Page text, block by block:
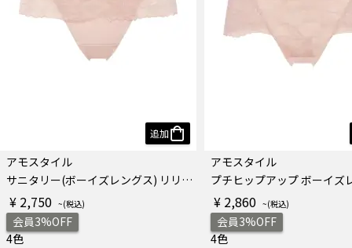
追加
アモスタイル
サニタリー(ボーイズレングス) リリー・ブリーズ
¥ 2,750
会員3%OFF
4色
アモスタイル
¥ 2,860
会員3%OFF
4色